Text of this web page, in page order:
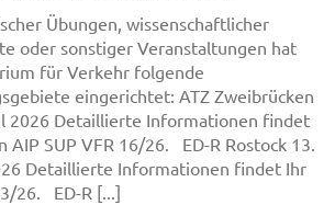
Übungen, wissenschaftlicher
oder sonstiger Veranstaltungen hat
für Verkehr folgende
eingerichtet: ATZ Zweibrücken
2026 Detaillierte Informationen findet
AIP SUP VFR 16/26. ED-R Rostock 13.
Detaillierte Informationen findet Ihr
26. ED-R [...]